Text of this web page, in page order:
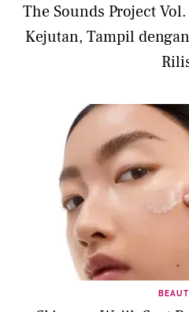
The Sounds Project
Kejutan, Tampil